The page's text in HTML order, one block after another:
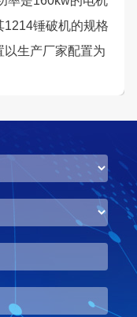
锤破机的规格
生产厂家配置为
600吨机制砂项目
设计产能